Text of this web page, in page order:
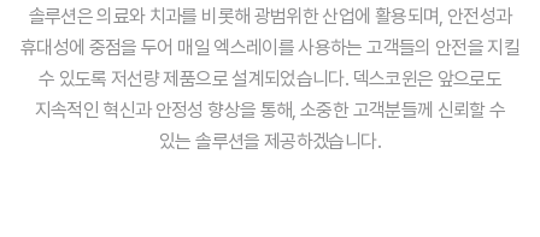
솔루션은 의료와 치과를 비롯해 광범위한 산업에 활용되며, 안전성과
휴대성에 중점을 두어 매일 엑스레이를 사용하는 고객들의 안전을 지킬
수 있도록 저선량 제품으로 설계되었습니다. 덱스코윈은 앞으로도
지속적인 혁신과 안정성 향상을 통해, 소중한 고객분들께 신뢰할 수
있는 솔루션을 제공하겠습니다.